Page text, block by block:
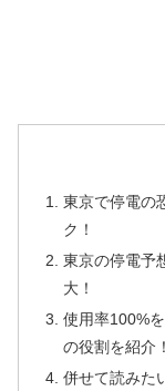
東京で停電の
ク！
東京の停電予
大！
使用率100%
の役割を紹介！
併せて読みた